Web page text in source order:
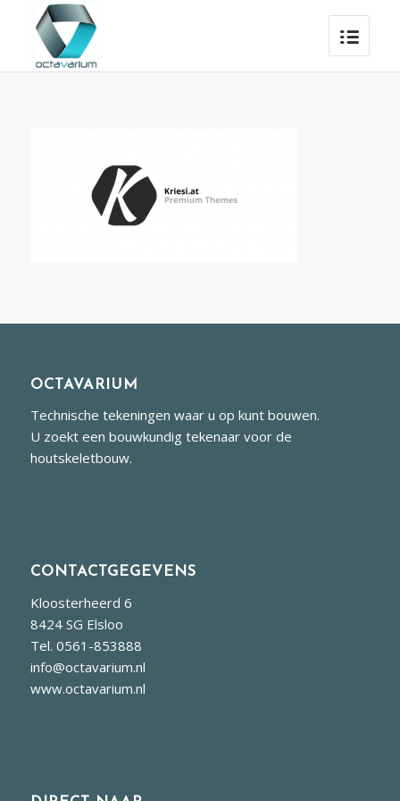
OCTAVARIUM
Technische tekeningen waar u op kunt bouwen.
U zoekt een bouwkundig tekenaar voor de
houtskeletbouw.
CONTACTGEGEVENS
Kloosterheerd 6
8424 SG Elsloo
Tel. 0561-853888
info@octavarium.nl
www.octavarium.nl